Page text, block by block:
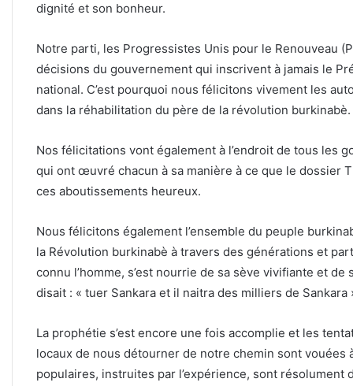
dignité et son bonheur.
Notre parti, les Progressistes Unis pour le Renouveau
décisions du gouvernement qui inscrivent à jamais le
national. C’est pourquoi nous félicitons vivement les
dans la réhabilitation du père de la révolution burkinabè.
Nos félicitations vont également à l’endroit de tous les
qui ont œuvré chacun à sa manière à ce que le dossier
ces aboutissements heureux.
Nous félicitons également l’ensemble du peuple
la Révolution burkinabè à travers des générations et
connu l’homme, s’est nourrie de sa sève vivifiante et
disait : « tuer Sankara et il naitra des milliers de Sankara
La prophétie s’est encore une fois accomplie et les
locaux de nous détourner de notre chemin sont vouées
populaires, instruites par l’expérience, sont